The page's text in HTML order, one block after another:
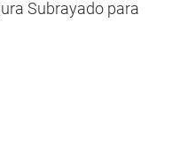
Subrayado para